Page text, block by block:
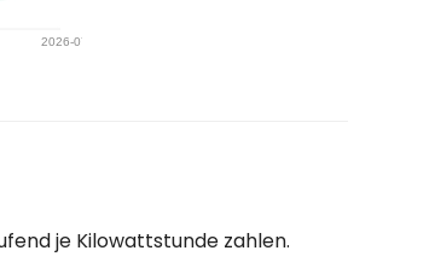
je Kilowattstunde zahlen.